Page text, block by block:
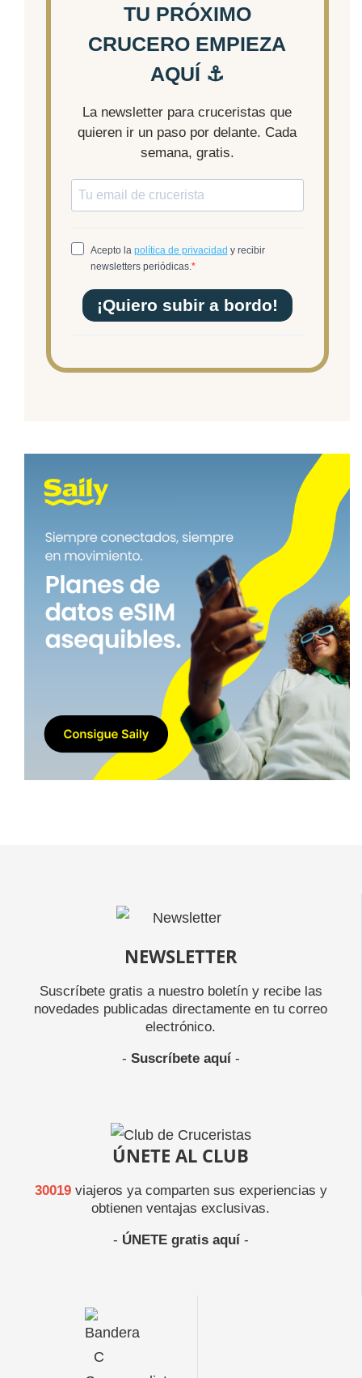
NEWSLETTER
Suscríbete gratis a nuestro boletín y recibe las
novedades publicadas directamente en tu correo
electrónico.
- Suscríbete aquí-
ÚNETE AL CLUB
30019viajeros ya comparten sus experiencias y
obtienen ventajas exclusivas.
- ÚNETE gratis aquí-